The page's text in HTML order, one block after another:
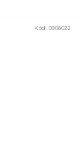
Kód: 0906022